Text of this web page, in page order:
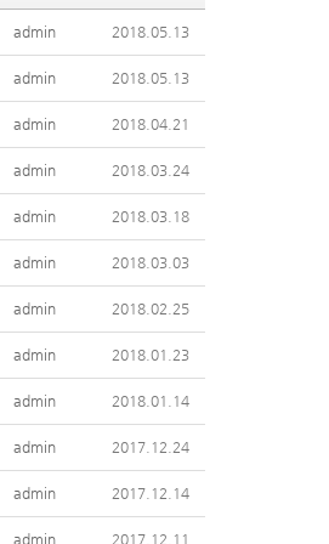
admin 2018.05.13
admin 2018.05.13
admin 2018.04.21
admin 2018.03.24
admin 2018.03.18
admin 2018.03.03
admin 2018.02.25
admin 2018.01.23
admin 2018.01.14
admin 2017.12.24
admin 2017.12.14
admin 2017.12.11